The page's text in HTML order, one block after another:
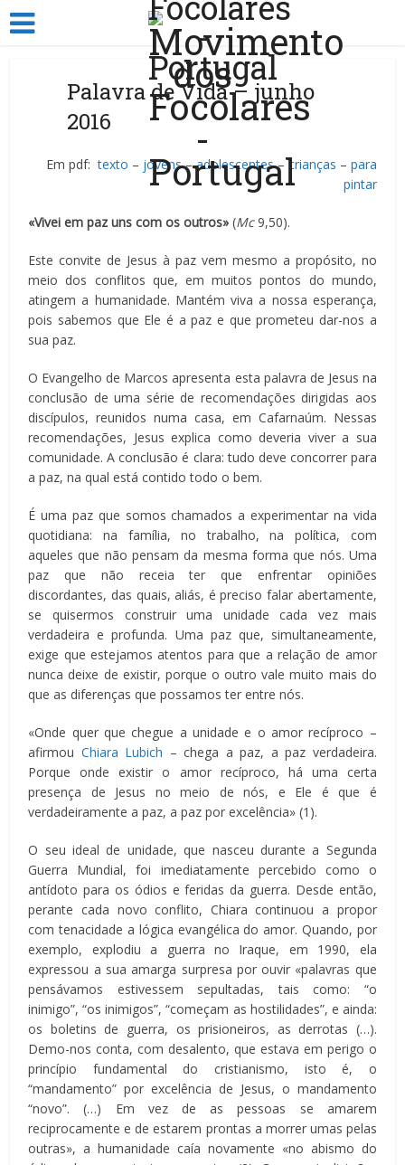
Palavra de Vida – junho
2016
Em pdf:texto – jovens–adolescentes–crianças – para
pintar
«Vivei em paz uns com os outros» (Mc9,50).
Este convite de Jesus à paz vem mesmo a propósito, no
meio dos conflitos que, em muitos pontos do mundo,
atingem a humanidade. Mantém viva a nossa esperança,
pois sabemos que Ele é a paz e que prometeu dar-nos a
sua paz.
O Evangelho de Marcos apresenta esta palavra de Jesus na
conclusão de uma série de recomendações dirigidas aos
discípulos, reunidos numa casa, em Cafarnaúm. Nessas
recomendações, Jesus explica como deveria viver a sua
comunidade. A conclusão é clara: tudo deve concorrer para
a paz, na qual está contido todo o bem.
É uma paz que somos chamados a experimentar na vida
quotidiana: na família, no trabalho, na política, com
aqueles que não pensam da mesma forma que nós. Uma
paz que não receia ter que enfrentar opiniões
discordantes, das quais, aliás, é preciso falar abertamente,
se quisermos construir uma unidade cada vez mais
verdadeira e profunda. Uma paz que, simultaneamente,
exige que estejamos atentos para que a relação de amor
nunca deixe de existir, porque o outro vale muito mais do
que as diferenças que possamos ter entre nós.
«Onde quer que chegue a unidade e o amor recíproco –
afirmou Chiara Lubich – chega a paz, a paz verdadeira.
Porque onde existir o amor recíproco, há uma certa
presença de Jesus no meio de nós, e Ele é que é
verdadeiramente a paz, a paz por excelência» (1).
O seu ideal de unidade, que nasceu durante a Segunda
Guerra Mundial, foi imediatamente percebido como o
antídoto para os ódios e feridas da guerra. Desde então,
perante cada novo conflito, Chiara continuou a propor
com tenacidade a lógica evangélica do amor. Quando, por
exemplo, explodiu a guerra no Iraque, em 1990, ela
expressou a sua amarga surpresa por ouvir «palavras que
pensávamos estivessem sepultadas, tais como: “o
inimigo”, “os inimigos”, “começam as hostilidades”, e ainda:
os boletins de guerra, os prisioneiros, as derrotas (…).
Demo-nos conta, com desalento, que estava em perigo o
princípio fundamental do cristianismo, isto é, o
“mandamento” por excelência de Jesus, o mandamento
“novo”. (…) Em vez de as pessoas se amarem
reciprocamente e de estarem prontas a morrer umas pelas
outras», a humanidade caía novamente «no abismo do